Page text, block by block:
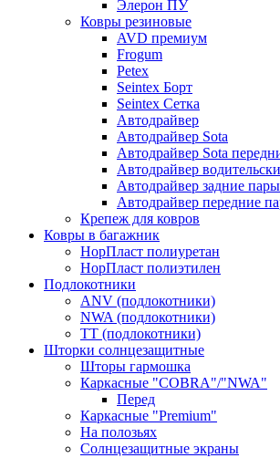
Элерон ПУ
Ковры резиновые
AVD премиум
Frogum
Petex
Seintex Борт
Seintex Сетка
Автодрайвер
Автодрайвер Sota
Автодрайвер Sota
Автодрайвер
Автодрайвер задние пары
Автодрайвер передние
Крепеж для ковров
Ковры в багажник
НорПласт полиуретан
НорПласт полиэтилен
Подлокотники
ANV (подлокотники)
NWA (подлокотники)
TT (подлокотники)
Шторки солнцезащитные
Шторы гармошка
Каркасные "COBRA"/"NWA"
Перед
Каркасные "Premium"
На полозьях
Солнцезащитные экраны